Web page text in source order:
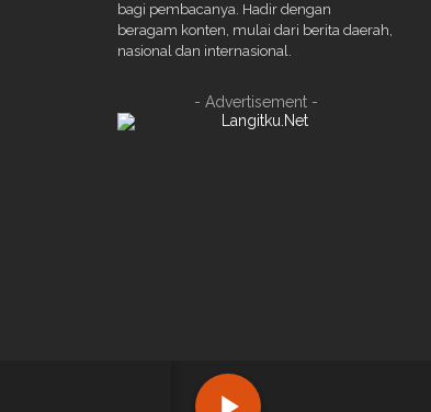
bagi pembacanya. Hadir dengan
beragam konten, mulai dari berita daerah,
nasional dan internasional.
- Advertisement -